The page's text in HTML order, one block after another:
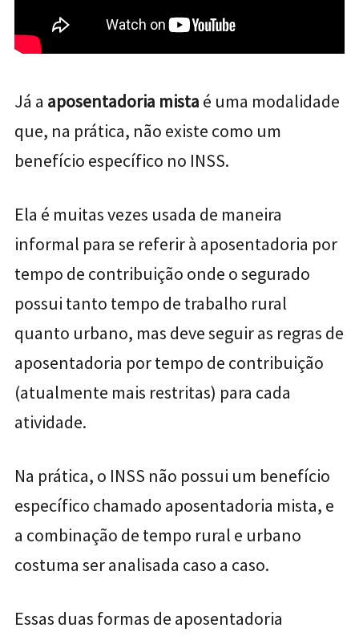
Já a aposentadoria mista é uma modalidade
que, na prática, não existe como um
benefício específico no INSS.
Ela é muitas vezes usada de maneira
informal para se referir à aposentadoria por
tempo de contribuição onde o segurado
possui tanto tempo de trabalho rural
quanto urbano, mas deve seguir as regras de
aposentadoria por tempo de contribuição
(atualmente mais restritas) para cada
atividade.
Na prática, o INSS não possui um benefício
específico chamado aposentadoria mista, e
a combinação de tempo rural e urbano
costuma ser analisada caso a caso.
Essas duas formas de aposentadoria